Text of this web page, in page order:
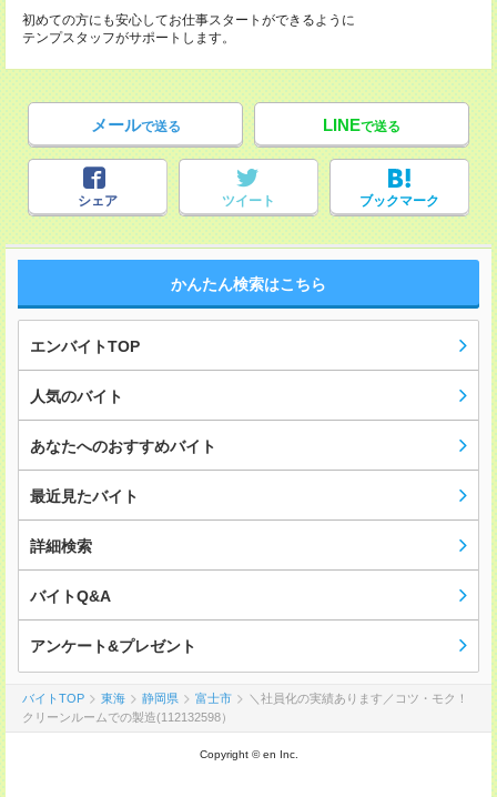
初めての方にも安心してお仕事スタートができるように
テンプスタッフがサポートします。
メールで送る LINEで送る
シェア ツイート ブックマーク
かんたん検索はこちら
エンバイトTOP
人気のバイト
あなたへのおすすめバイト
最近見たバイト
詳細検索
バイトQ&A
アンケート&プレゼント
バイトTOP 東海 静岡県 富士市
＼社員化の実績あります／コツ・モク！
クリーンルームでの製造(112132598）
Copyright © en Inc.